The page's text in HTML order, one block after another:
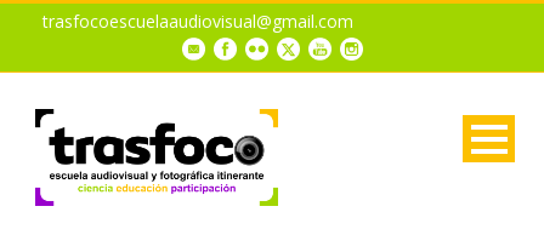
trasfocoescuelaaudiovisual@gmail.com